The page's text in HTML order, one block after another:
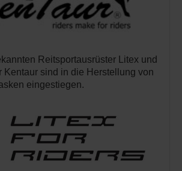
Reitsportausrüster Litex und
Kentaur sind in die Herstellung von
eingestiegen.